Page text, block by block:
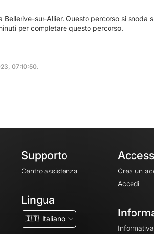
sur-Allier. Questo percorso si snoda
per completare questo percorso.
07:10:50.
Supporto
Centro assistenza
Lingua
🇮🇹 Italiano
Crea un
Accedi